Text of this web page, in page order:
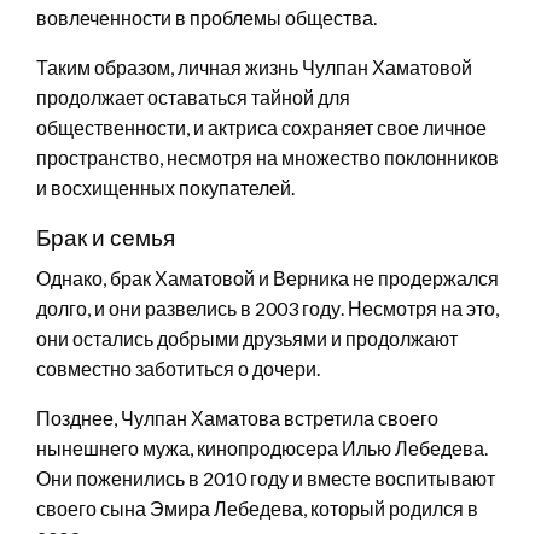
вовлеченности в проблемы общества.
Таким образом, личная жизнь Чулпан Хаматовой
продолжает оставаться тайной для
общественности, и актриса сохраняет свое личное
пространство, несмотря на множество поклонников
и восхищенных покупателей.
Брак и семья
Однако, брак Хаматовой и Верника не продержался
долго, и они развелись в 2003 году. Несмотря на это,
они остались добрыми друзьями и продолжают
совместно заботиться о дочери.
Позднее, Чулпан Хаматова встретила своего
нынешнего мужа, кинопродюсера Илью Лебедева.
Они поженились в 2010 году и вместе воспитывают
своего сына Эмира Лебедева, который родился в